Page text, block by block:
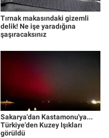
Tırnak makasındaki gizemli
delik! Ne işe yaradığına
şaşıracaksınız
Sakarya'dan Kastamonu'ya...
Türkiye'den Kuzey Işıkları
görüldü